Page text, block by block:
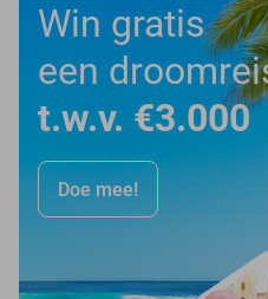
Win gratis
een
t.w.v. €3.000
Doe mee!